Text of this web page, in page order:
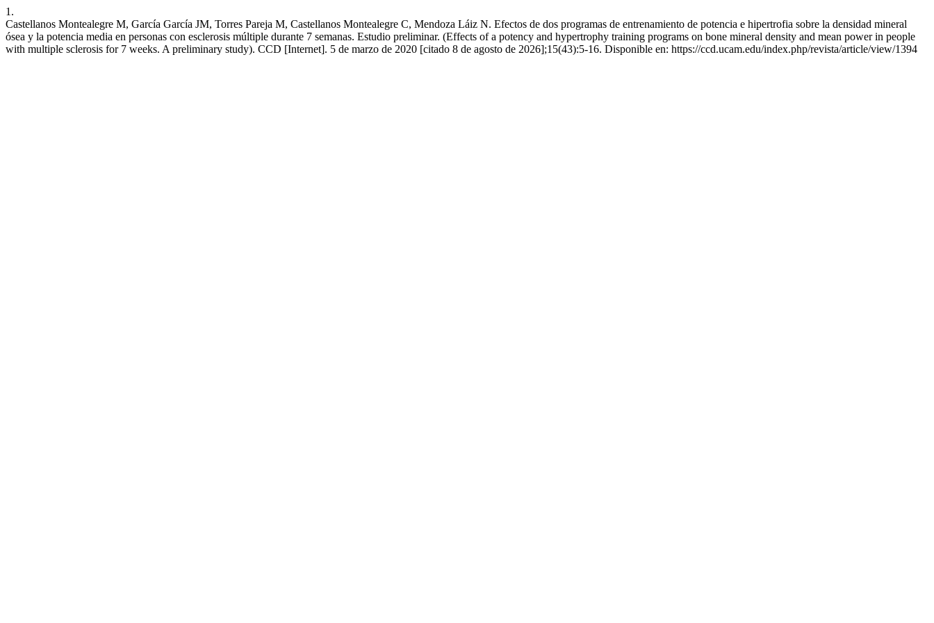
1.
Castellanos Montealegre M, García García JM, Torres Pareja M, Castellanos Montealegre C, Mendoza Láiz N. Efectos de dos programas de entrenamiento de potencia e hipertrofia sobre la densidad mineral
ósea y la potencia media en personas con esclerosis múltiple durante 7 semanas. Estudio preliminar. (Effects of a potency and hypertrophy training programs on bone mineral density and mean power in people
with multiple sclerosis for 7 weeks. A preliminary study). CCD [Internet]. 5 de marzo de 2020 [citado 8 de agosto de 2026];15(43):5-16. Disponible en: https://ccd.ucam.edu/index.php/revista/article/view/1394